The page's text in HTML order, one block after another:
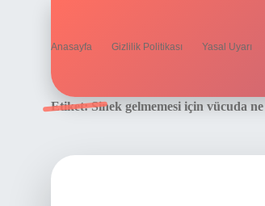
Anasayfa Gizlilik Politikası Yasal Uyarı
Etiket:Sinek gelmemesi için vücuda